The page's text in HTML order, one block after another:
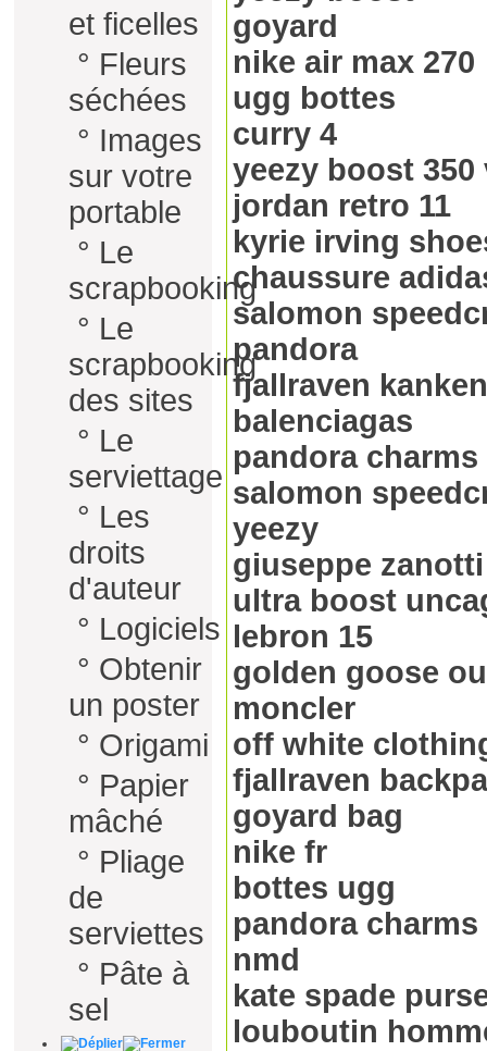
et ficelles
° Fleurs
séchées
° Images
sur votre
portable
° Le
scrapbooking
° Le
scrapbooking
des sites
° Le
serviettage
° Les
droits
d'auteur
° Logiciels
° Obtenir
un poster
° Origami
° Papier
mâché
° Pliage
de
serviettes
° Pâte à
sel
goyard
nike air max 270
ugg bottes
curry 4
yeezy boost 350
jordan retro 11
kyrie irving
chaussure
salomon
pandora
fjallraven kanken
balenciagas
pandora charms
salomon
yeezy
giuseppe
ultra boost
lebron 15
golden goose
moncler
off white
fjallraven
goyard bag
nike fr
bottes ugg
pandora charms
nmd
kate spade
louboutin